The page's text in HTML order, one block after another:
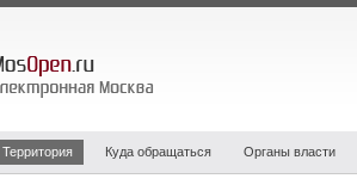
Территория Куда обращаться Органы власти